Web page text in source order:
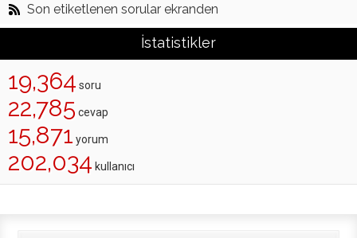
Son etiketlenen sorular ekranden
İstatistikler
19,364 soru
22,785 cevap
15,871 yorum
202,034 kullanıcı